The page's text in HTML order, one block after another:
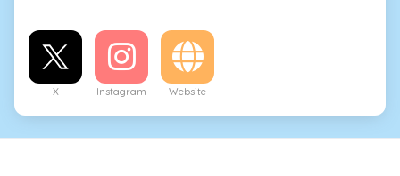
X Instagram Website